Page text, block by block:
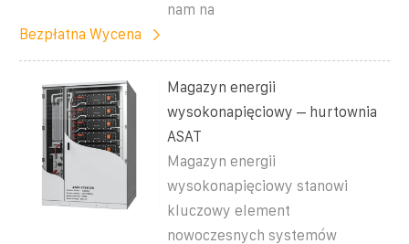
nam na
Bezpłatna Wycena
Magazyn energii
wysokonapięciowy – hurtownia
ASAT
Magazyn energii
wysokonapięciowy stanowi
kluczowy element
nowoczesnych systemów